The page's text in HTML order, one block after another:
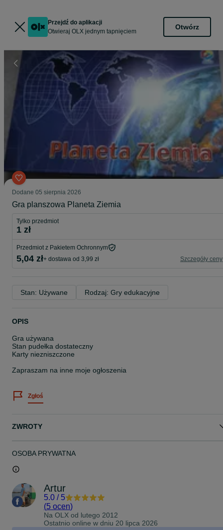
Przejdź do aplikacji
Otwieraj OLX jednym tapnięciem
Otwórz
Dodane 05 sierpnia 2026
Gra planszowa Planeta Ziemia
Tylko przedmiot
1 zł
Przedmiot z Pakietem Ochronnym
5,04 zł+ dostawa od 3,99 zł Szczegóły ceny
Stan: Używane Rodzaj: Gry edukacyjne
OPIS
Gra używana
Stan pudełka dostateczny
Karty niezniszczone
Zapraszam na inne moje ogłoszenia
Zgłoś
ZWROTY
OSOBA PRYWATNA
Artur
5.0 / 5
(5 ocen)
Na OLX od lutego 2012
Ostatnio online w dniu 20 lipca 2026